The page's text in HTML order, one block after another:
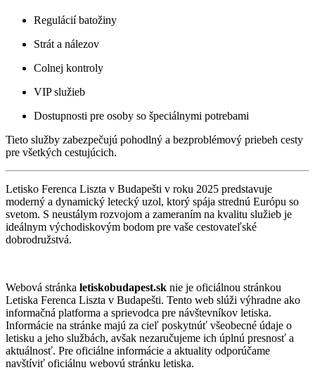
Regulácií batožiny
Strát a nálezov
Colnej kontroly
VIP služieb
Dostupnosti pre osoby so špeciálnymi potrebami
Tieto služby zabezpečujú pohodlný a bezproblémový priebeh cesty
pre všetkých cestujúcich.
Letisko Ferenca Liszta v Budapešti v roku 2025 predstavuje
moderný a dynamický letecký uzol, ktorý spája strednú Európu so
svetom. S neustálym rozvojom a zameraním na kvalitu služieb je
ideálnym východiskovým bodom pre vaše cestovateľské
dobrodružstvá.
Webová stránka letiskobudapest.sk nie je oficiálnou stránkou
Letiska Ferenca Liszta v Budapešti. Tento web slúži výhradne ako
informačná platforma a sprievodca pre návštevníkov letiska.
Informácie na stránke majú za cieľ poskytnúť všeobecné údaje o
letisku a jeho službách, avšak nezaručujeme ich úplnú presnosť a
aktuálnosť. Pre oficiálne informácie a aktuality odporúčame
navštíviť oficiálnu webovú stránku letiska.